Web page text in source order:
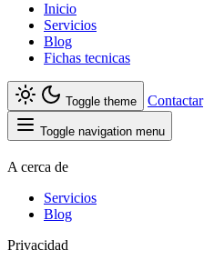
Inicio
Servicios
Blog
Fichas tecnicas
Toggle theme Contactar
Toggle navigation menu
A cerca de
Servicios
Blog
Privacidad